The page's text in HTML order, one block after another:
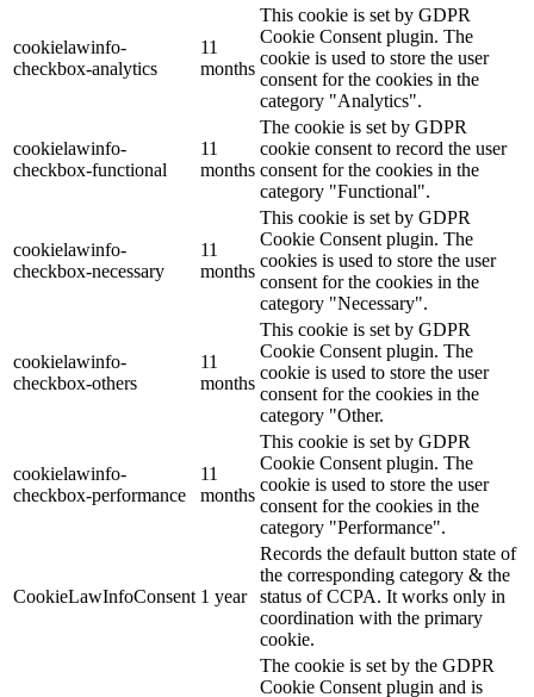
cookielawinfo-
checkbox-analytics
11
months
This cookie is set by GDPR
Cookie Consent plugin. The
cookie is used to store the user
consent for the cookies in the
category "Analytics".
cookielawinfo-
checkbox-functional
11
months
The cookie is set by GDPR
cookie consent to record the user
consent for the cookies in the
category "Functional".
cookielawinfo-
checkbox-necessary
11
months
This cookie is set by GDPR
Cookie Consent plugin. The
cookies is used to store the user
consent for the cookies in the
category "Necessary".
cookielawinfo-
checkbox-others
11
months
This cookie is set by GDPR
Cookie Consent plugin. The
cookie is used to store the user
consent for the cookies in the
category "Other.
cookielawinfo-
checkbox-performance
11
months
This cookie is set by GDPR
Cookie Consent plugin. The
cookie is used to store the user
consent for the cookies in the
category "Performance".
CookieLawInfoConsent 1 year
Records the default button state of
the corresponding category & the
status of CCPA. It works only in
coordination with the primary
cookie.
The cookie is set by the GDPR
Cookie Consent plugin and is